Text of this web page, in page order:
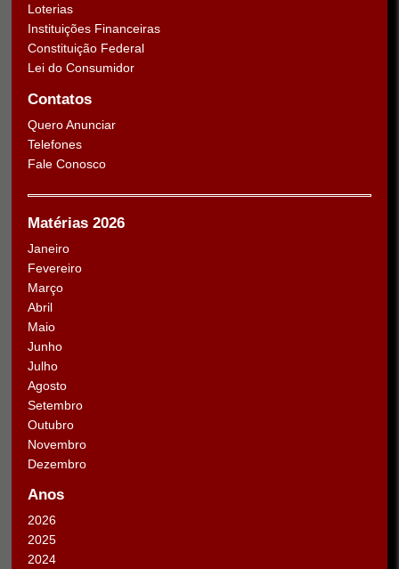
Loterias
Instituições Financeiras
Constituição Federal
Lei do Consumidor
Contatos
Quero Anunciar
Telefones
Fale Conosco
Matérias 2026
Janeiro
Fevereiro
Março
Abril
Maio
Junho
Julho
Agosto
Setembro
Outubro
Novembro
Dezembro
Anos
2026
2025
2024